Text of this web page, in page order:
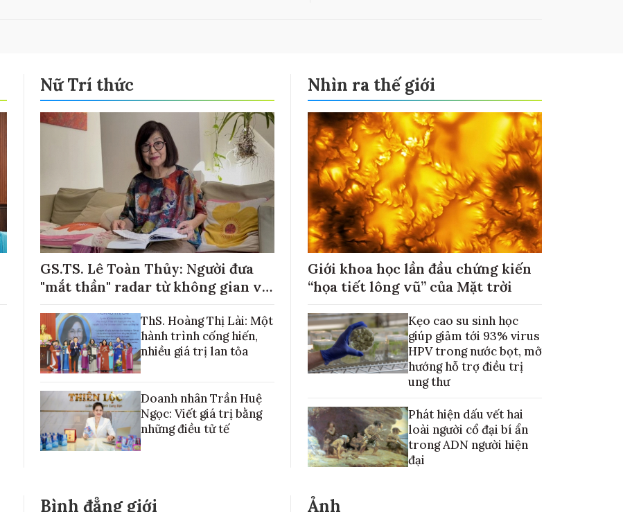
Nữ Trí thức
GS.TS. Lê Toàn Thủy: Người đưa
"mắt thần" radar từ không gian về
ThS. Hoàng Thị Lài: Một
hành trình cống hiến,
nhiều giá trị lan tỏa
Doanh nhân Trần Huệ
Ngọc: Viết giá trị bằng
những điều tử tế
Nhìn ra thế giới
Giới khoa học lần đầu chứng kiến
“họa tiết lông vũ” của Mặt trời
Kẹo cao su sinh học
giúp giảm tới 93% virus
HPV trong nước bọt, mở
hướng hỗ trợ điều trị
ung thư
Phát hiện dấu vết hai
loài người cổ đại bí ẩn
trong ADN người hiện
đại
Bình đẳng giới Ảnh